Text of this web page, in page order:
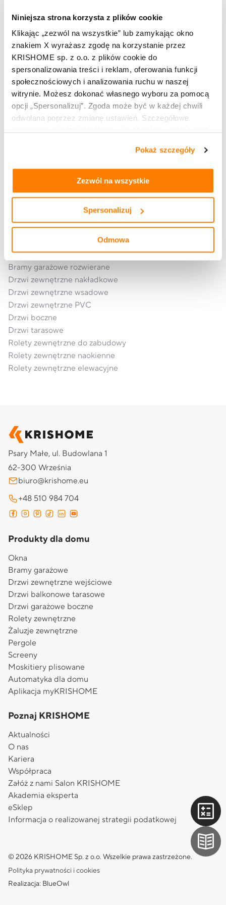
Niniejsza strona korzysta z plików cookie
Klikając „zezwól na wszystkie” lub zamykając okno
znakiem X wyrażasz zgodę na korzystanie przez
KRISHOME sp. z o.o. z plików cookie do
spersonalizowania treści i reklam, oferowania funkcji
społecznościowych i analizowania ruchu w naszej
witrynie. Możesz dokonać własnego wyboru za pomocą
opcji „Spersonalizuj”. Zgoda może być w każdej chwili
odwołana poprzez zmianę ustawień. Szczegółowe
tym, jak korzystasz z naszej witryny, znajdziesz w
prywatności i cookies.
Pokaż szczegóły
Zezwól na wszystkie
Spersonalizuj
Odmowa
TU KUPISZ:
OpenStreetMapcontributors
Kup produkty marki KRISHOME
Okna hybrydowe PVC aluminiowe
Okna aluminiowe
Bramy garażowe segmentowe
Bramy garażowe rolowane
Bramy garażowe rozwierane
Drzwi zewnętrzne nakładkowe
Drzwi zewnętrzne wsadowe
Drzwi zewnętrzne PVC
Drzwi boczne
Drzwi tarasowe
Rolety zewnętrzne do zabudowy
Rolety zewnętrzne naokienne
Rolety zewnętrzne elewacyjne
Psary Małe, ul. Budowlana 1
62-300 Września
biuro@krishome.eu
+48 510 984 704
Produkty dla domu
Okna
Bramy garażowe
Drzwi zewnętrzne wejściowe
Drzwi balkonowe tarasowe
Drzwi garażowe boczne
Rolety zewnętrzne
Żaluzje zewnętrzne
Pergole
Screeny
Moskitiery plisowane
Automatyka dla domu
Aplikacja myKRISHOME
Poznaj KRISHOME
Aktualności
O nas
Kariera
Współpraca
Załóż z nami Salon KRISHOME
Akademia eksperta
eSklep
Informacja o realizowanej strategii podatkowej
© 2026 KRISHOME Sp. z o.o. Wszelkie prawa zastrzeżone.
Polityka prywatności i cookies
Realizacja: BlueOwl